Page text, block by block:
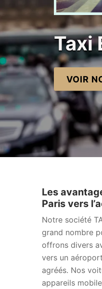
Taxi
VOIR
Les
Paris vers
Notre société
grand nombre
offrons divers
vers un
agréés. Nos
appareils